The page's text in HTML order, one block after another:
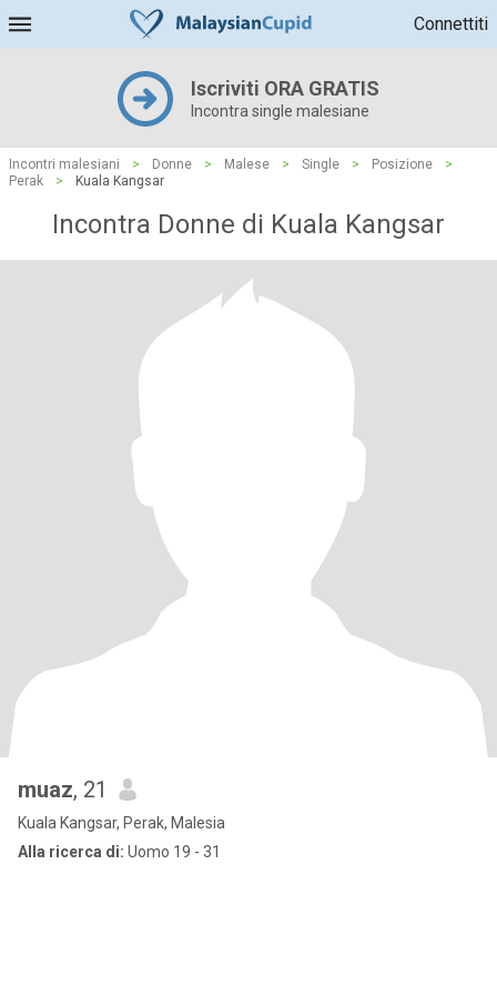
Connettiti
Iscriviti ORA GRATIS
Incontra single malesiane
Incontri malesiani > Donne > Malese > Single > Posizione
>
Perak
> Kuala Kangsar
Incontra Donne di Kuala Kangsar
muaz, 21
Kuala Kangsar, Perak, Malesia
Alla ricerca di: Uomo 19 - 31